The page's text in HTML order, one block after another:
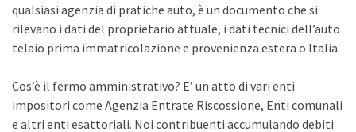
qualsiasi agenzia di pratiche auto, è un documento che si
rilevano i dati del proprietario attuale, i dati tecnici dell’auto
telaio prima immatricolazione e provenienza estera o Italia.
Cos’è il fermo amministrativo? E’ un atto di vari enti
impositori come Agenzia Entrate Riscossione, Enti comunali
e altri enti esattoriali. Noi contribuenti accumulando debiti